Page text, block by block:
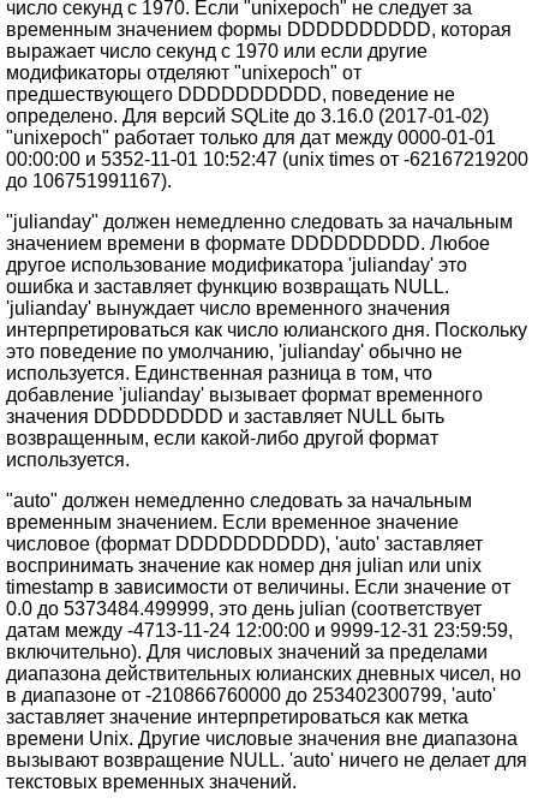
число секунд с 1970. Если "unixepoch" не следует за
временным значением формы DDDDDDDDDD, которая
выражает число секунд с 1970 или если другие
модификаторы отделяют "unixepoch" от
предшествующего DDDDDDDDDD, поведение не
определено. Для версий SQLite до 3.16.0 (2017-01-02)
"unixepoch" работает только для дат между 0000-01-01
00:00:00 и 5352-11-01 10:52:47 (unix times от -62167219200
до 106751991167).
"julianday" должен немедленно следовать за начальным
значением времени в формате DDDDDDDDD. Любое
другое использование модификатора 'julianday' это
ошибка и заставляет функцию возвращать NULL.
'julianday' вынуждает число временного значения
интерпретироваться как число юлианского дня. Поскольку
это поведение по умолчанию, 'julianday' обычно не
используется. Единственная разница в том, что
добавление 'julianday' вызывает формат временного
значения DDDDDDDDD и заставляет NULL быть
возвращенным, если какой-либо другой формат
используется.
"auto" должен немедленно следовать за начальным
временным значением. Если временное значение
числовое (формат DDDDDDDDDD), 'auto' заставляет
воспринимать значение как номер дня julian или unix
timestamp в зависимости от величины. Если значение от
0.0 до 5373484.499999, это день julian (соответствует
датам между -4713-11-24 12:00:00 и 9999-12-31 23:59:59,
включительно). Для числовых значений за пределами
диапазона действительных юлианских дневных чисел, но
в диапазоне от -210866760000 до 253402300799, 'auto'
заставляет значение интерпретироваться как метка
времени Unix. Другие числовые значения вне диапазона
вызывают возвращение NULL. 'auto' ничего не делает для
текстовых временных значений.